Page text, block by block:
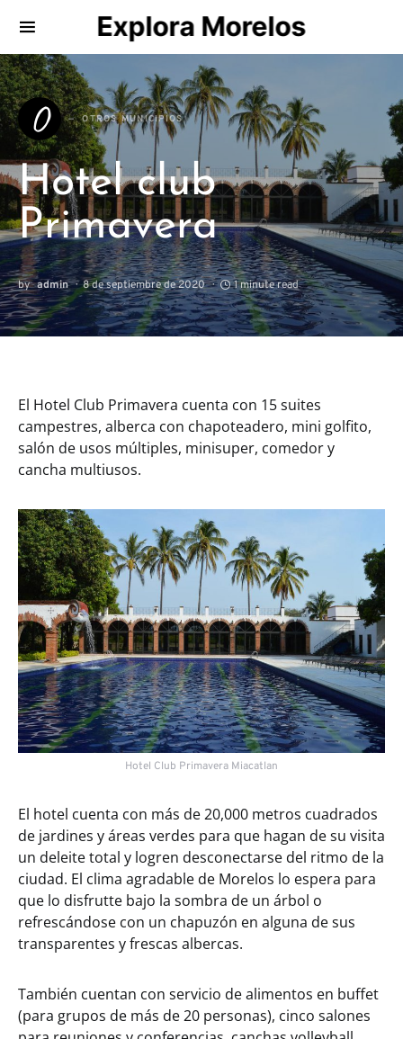
Explora Morelos
Search for:
O OTROS MUNICIPIOS
Hotel club
Primavera
by admin 8 de septiembre de 2020 1 minute read
El Hotel Club Primavera cuenta con 15 suites
campestres, alberca con chapoteadero, mini golfito,
salón de usos múltiples, minisuper, comedor y
cancha multiusos.
Hotel Club Primavera Miacatlan
El hotel cuenta con más de 20,000 metros cuadrados
de jardines y áreas verdes para que hagan de su visita
un deleite total y logren desconectarse del ritmo de la
ciudad. El clima agradable de Morelos lo espera para
que lo disfrutte bajo la sombra de un árbol o
refrescándose con un chapuzón en alguna de sus
transparentes y frescas albercas.
También cuentan con servicio de alimentos en buffet
(para grupos de más de 20 personas), cinco salones